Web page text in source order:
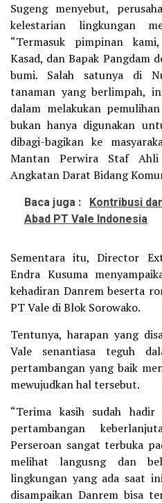
Sugeng menyebut,
kelestarian lingkungan
“Termasuk pimpinan
Kasad, dan Bapak Pangdam
bumi. Salah satunya di
tanaman yang berlimpah,
dalam melakukan
bukan hanya digunakan
dibagi-bagikan ke
Mantan Perwira Staf
Angkatan Darat Bidang
Baca juga : Kontribusi
Abad PT Vale Indonesia
Sementara itu, Director
Endra Kusuma
kehadiran Danrem beserta
PT Vale di Blok Sorowako.
Tentunya, harapan yang
Vale senantiasa teguh
pertambangan yang baik
mewujudkan hal tersebut.
“Terima kasih sudah
pertambangan
Perseroan sangat terbuka
melihat langusng dan
lingkungan yang ada saat
disampaikan Danrem bisa